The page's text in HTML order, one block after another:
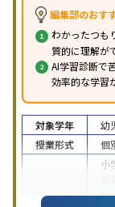
編集部のおす
わかったつも
質的に理解が
AI学習診断で
効率的な学習
対象学年 幼
授業形式
個
小
総